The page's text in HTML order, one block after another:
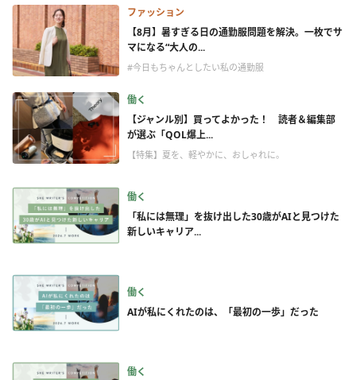
ファッション
【8月】暑すぎる日の通勤服問題を解決。一枚でサ
マになる“大人の...
#今日もちゃんとしたい私の通勤服
働く
【ジャンル別】買ってよかった！ 読者＆編集部
が選ぶ「QOL爆上...
【特集】夏を、軽やかに、おしゃれに。
働く
「私には無理」を抜け出した30歳がAIと見つけた
新しいキャリア...
働く
AIが私にくれたのは、「最初の一歩」だった
働く